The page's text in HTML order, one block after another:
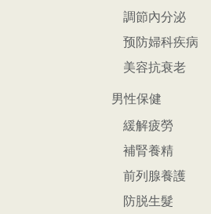
調節內分泌
预防婦科疾病
美容抗衰老
男性保健
緩解疲勞
補腎養精
前列腺養護
防脱生髮